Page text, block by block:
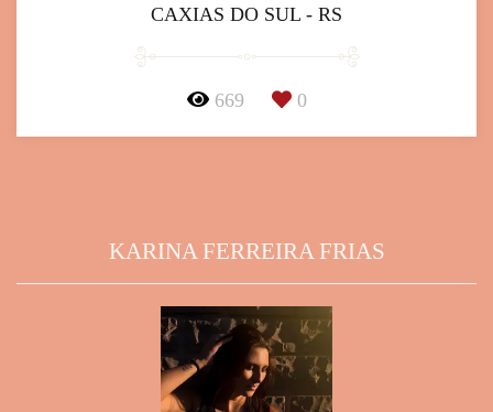
CAXIAS DO SUL - RS
669 0
KARINA FERREIRA FRIAS